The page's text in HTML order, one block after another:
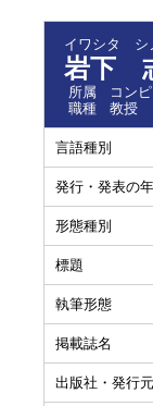
イワシタ シ
岩下
所属
コン
職種
教授
言語種別
発行・発表の
形態種別
標題
執筆形態
掲載誌名
出版社・発行元